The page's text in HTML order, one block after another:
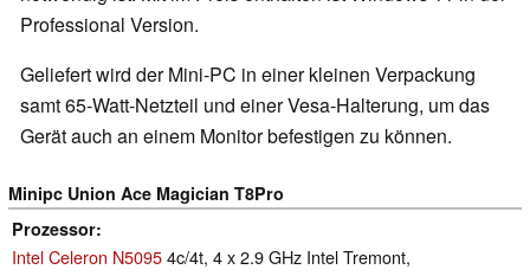
Professional Version.
Geliefert wird der Mini-PC in einer kleinen Verpackung
samt 65-Watt-Netzteil und einer Vesa-Halterung, um das
Gerät auch an einem Monitor befestigen zu können.
Minipc Union Ace Magician T8Pro
Prozessor
Intel Celeron N50954c/4t, 4 x 2.9 GHz Intel Tremont,